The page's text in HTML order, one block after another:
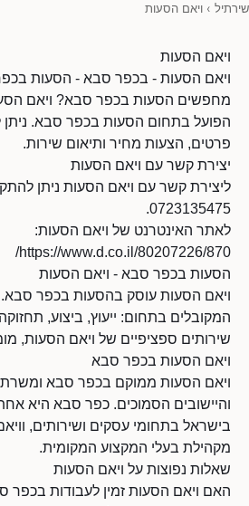
שירתיל › ויאם הסעות
ויאם הסעות
ויאם הסעות - בכפר סבא - הסעות
מחפשים הסעות בכפר סבא? ויאם
הפועל בתחום הסעות בכפר סבא. ניתן
פרטים, הצעות מחיר ותיאום שירות.
יצירת קשר עם ויאם הסעות
ליצירת קשר עם ויאם הסעות ניתן
0723135475.
לאתר האינטרנט של ויאם הסעות:
https://www.d.co.il/80207226/870/
הסעות בכפר סבא - ויאם הסעות
ויאם הסעות עוסק בהסעות בכפר סבא.
המקובלים בתחום: ייעוץ, ביצוע,
שירותים ספציפיים של ויאם הסעות,
ויאם הסעות בכפר סבא
ויאם הסעות ממוקם בכפר סבא
והיישובים הסמוכים. כפר סבא היא
בישראל בתחומי עסקים ושירותים,
מקהילת בעלי המקצוע המקומית.
שאלות נפוצות על ויאם הסעות
האם ויאם הסעות זמין לעבודות בכפר